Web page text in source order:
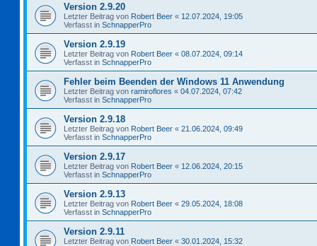
Version 2.9.20
Letzter Beitrag von Robert Beer « 12.07.2024, 19:05
Verfasst in SchnapperPro
Version 2.9.19
Letzter Beitrag von Robert Beer « 08.07.2024, 09:14
Verfasst in SchnapperPro
Fehler beim Beenden der Windows 11 Anwendung
Letzter Beitrag von ramiroflores « 04.07.2024, 07:42
Verfasst in SchnapperPro
Version 2.9.18
Letzter Beitrag von Robert Beer « 21.06.2024, 09:49
Verfasst in SchnapperPro
Version 2.9.17
Letzter Beitrag von Robert Beer « 12.06.2024, 20:15
Verfasst in SchnapperPro
Version 2.9.13
Letzter Beitrag von Robert Beer « 29.05.2024, 18:08
Verfasst in SchnapperPro
Version 2.9.11
Letzter Beitrag von Robert Beer « 30.01.2024, 15:32